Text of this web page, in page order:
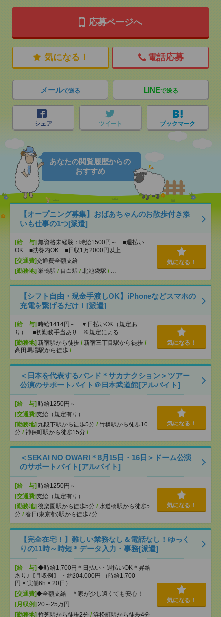
応募ページへ
気になる！ 電話応募
メールで送る LINEで送る
シェア ツイート ブックマーク
あなたの閲覧履歴からの
おすすめ
【オープニング募集】おばあちゃんのお散歩付き添
いも仕事の1つ[派遣]
[給 与] 無資格未経験：時給1500円～ ■週払い
OK ■扶養内OK ■日収1万2000円以上
[交通費]交通費全額支給
[勤務地] 巣鴨駅 / 目白駅 / 北池袋駅 / …
気になる！
【シフト自由・現金手渡しOK】iPhoneなどスマホの
充電を繋げるだけ！[派遣]
[給 与] 時給1414円～ ▼日払いOK（規定あ
り） ■初勤務手当あり ※規定による
[勤務地] 新宿駅から徒歩 / 新宿三丁目駅から徒歩 /
高田馬場駅から徒歩 / …
気になる！
＜日本を代表するバンド＊サカナクション＞ツアー
公演のサポートバイト＠日本武道館[アルバイト]
[給 与] 時給1250円～
[交通費]支給（規定有り）
[勤務地] 九段下駅から徒歩5分 / 竹橋駅から徒歩10
分 / 神保町駅から徒歩15分 / …
気になる！
＜SEKAI NO OWARI＊8月15日・16日＞ドーム公演
のサポートバイト[アルバイト]
[給 与] 時給1250円～
[交通費]支給（規定有り）
[勤務地] 後楽園駅から徒歩5分 / 水道橋駅から徒歩5
分 / 春日(東京都)駅から徒歩7分
気になる！
【完全在宅！】難しい業務なし＆電話なし！ゆっく
りの11時～時短＊データ入力・事務[派遣]
[給 与] ◆時給1,700円＊日払い・週払いOK＊昇給
あり♪【月収例】 ・約204,000円 （時給1,700
円 × 実働6h × 20日）
[交通費]◆全額支給 ＊家が少し遠くても安心！
[月収例] 20～25万円
[勤務地] 竹芝駅から徒歩2分 / 浜松町駅から徒歩4分
気になる！